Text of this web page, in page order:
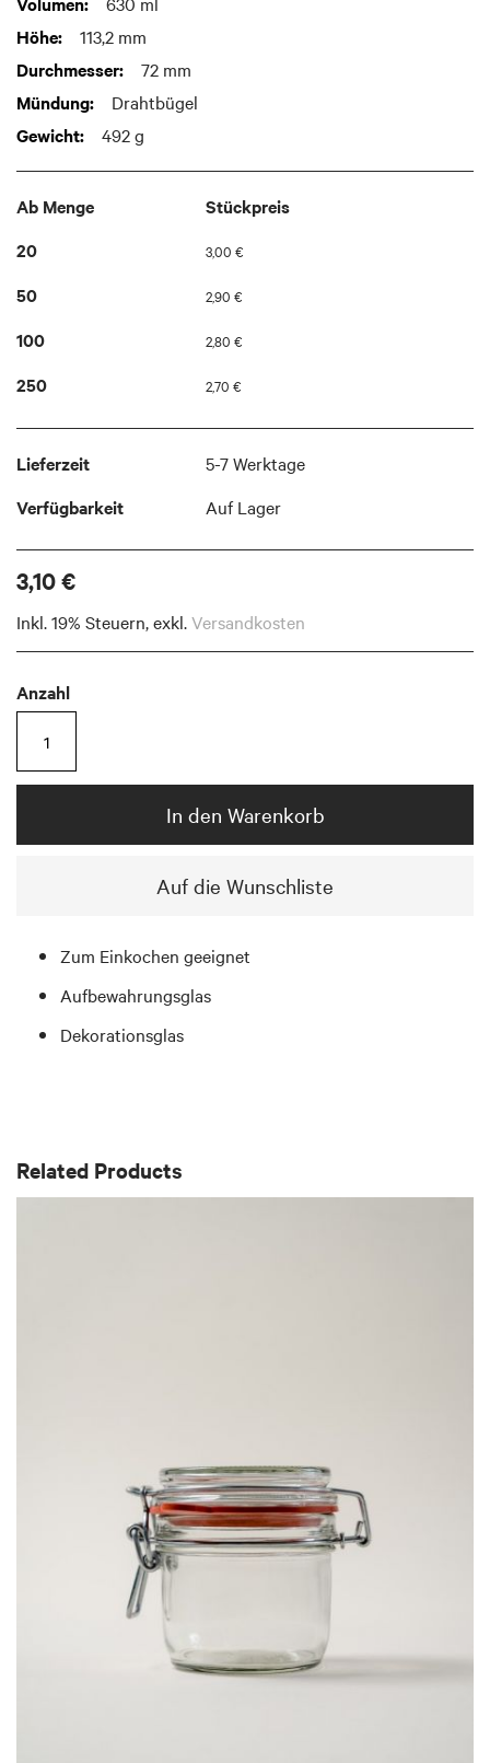
images
gallery
Informationen113,2 mm
72 mm
Drahtbügel
492 g
Ab Menge
Stückpreis
20
3,00 €
50 2,90 €
100 2,80 €
250 2,70 €
Lieferzeit
5-7 Werktage
Verfügbarkeit
Auf Lager
3,10 €
Inkl. 19% Steuern,exkl.Versandkosten
Anzahl
In den Warenkorb
Auf die Wunschliste
Zum Einkochen geeignet
Aufbewahrungsglas
Dekorationsglas
Related Products